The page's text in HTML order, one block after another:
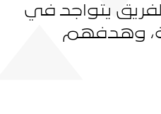
يتواجد في
وهدفهم